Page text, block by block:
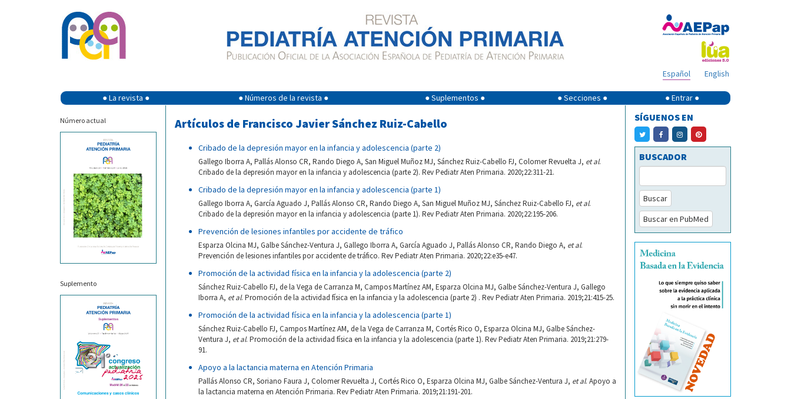
English
Español
● La revista ● ● Números de la revista ● ● Suplementos ● ● Secciones ● ● Entrar ●
Número actual
Suplemento
Artículos de Francisco Javier Sánchez Ruiz-Cabello
Cribado de la depresión mayor en la infancia y adolescencia (parte 2)
Gallego Iborra A, Pallás Alonso CR, Rando Diego A, San Miguel Muñoz MJ, Sánchez Ruiz-Cabello FJ, Colomer Revuelta J, et al.
Cribado de la depresión mayor en la infancia y adolescencia (parte 2). Rev Pediatr Aten Primaria. 2020;22:311-21.
Cribado de la depresión mayor en la infancia y adolescencia (parte 1)
Gallego Iborra A, García Aguado J, Pallás Alonso CR, Rando Diego A, San Miguel Muñoz MJ, Sánchez Ruiz-Cabello FJ, et al.
Cribado de la depresión mayor en la infancia y adolescencia (parte 1). Rev Pediatr Aten Primaria. 2020;22:195-206.
Prevención de lesiones infantiles por accidente de tráfico
Esparza Olcina MJ, Galbe Sánchez-Ventura J, Gallego Iborra A, García Aguado J, Pallás Alonso CR, Rando Diego A, et al.
Prevención de lesiones infantiles por accidente de tráfico. Rev Pediatr Aten Primaria. 2020;22:e35-e47.
Promoción de la actividad física en la infancia y la adolescencia (parte 2)
Sánchez Ruiz-Cabello FJ, de la Vega de Carranza M, Campos Martínez AM, Esparza Olcina MJ, Galbe Sánchez-Ventura J, Gallego
Iborra A, et al. Promoción de la actividad física en la infancia y la adolescencia (parte 2) . Rev Pediatr Aten Primaria. 2019;21:415-25.
Promoción de la actividad física en la infancia y la adolescencia (parte 1)
Sánchez Ruiz-Cabello FJ, Campos Martínez AM, de la Vega de Carranza M, Cortés Rico O, Esparza Olcina MJ, Galbe Sánchez-
Ventura J, et al. Promoción de la actividad física en la infancia y la adolescencia (parte 1). Rev Pediatr Aten Primaria. 2019;21:279-
91.
Apoyo a la lactancia materna en Atención Primaria
Pallás Alonso CR, Soriano Faura J, Colomer Revuelta J, Cortés Rico O, Esparza Olcina MJ, Galbe Sánchez-Ventura J, et al. Apoyo a
la lactancia materna en Atención Primaria. Rev Pediatr Aten Primaria. 2019;21:191-201.
SÍGUENOS EN
BUSCADOR
Buscar
Buscar en PubMed